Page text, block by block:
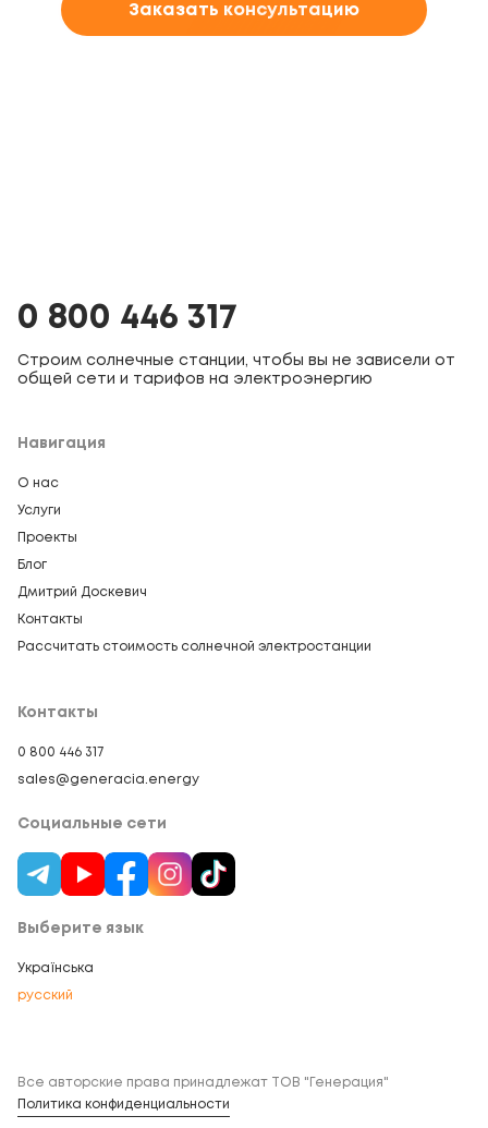
Заказать консультацию
0 800 446 317
Строим солнечные станции, чтобы вы не зависели от
общей сети и тарифов на электроэнергию
Навигация
О нас
Услуги
Проекты
Блог
Дмитрий Доскевич
Контакты
Рассчитать стоимость солнечной электростанции
Контакты
0 800 446 317
sales@generacia.energy
Социальные сети
Выберите язык
Українська
русский
Все авторские права принадлежат ТОВ "Генерация"
Политика конфиденциальности